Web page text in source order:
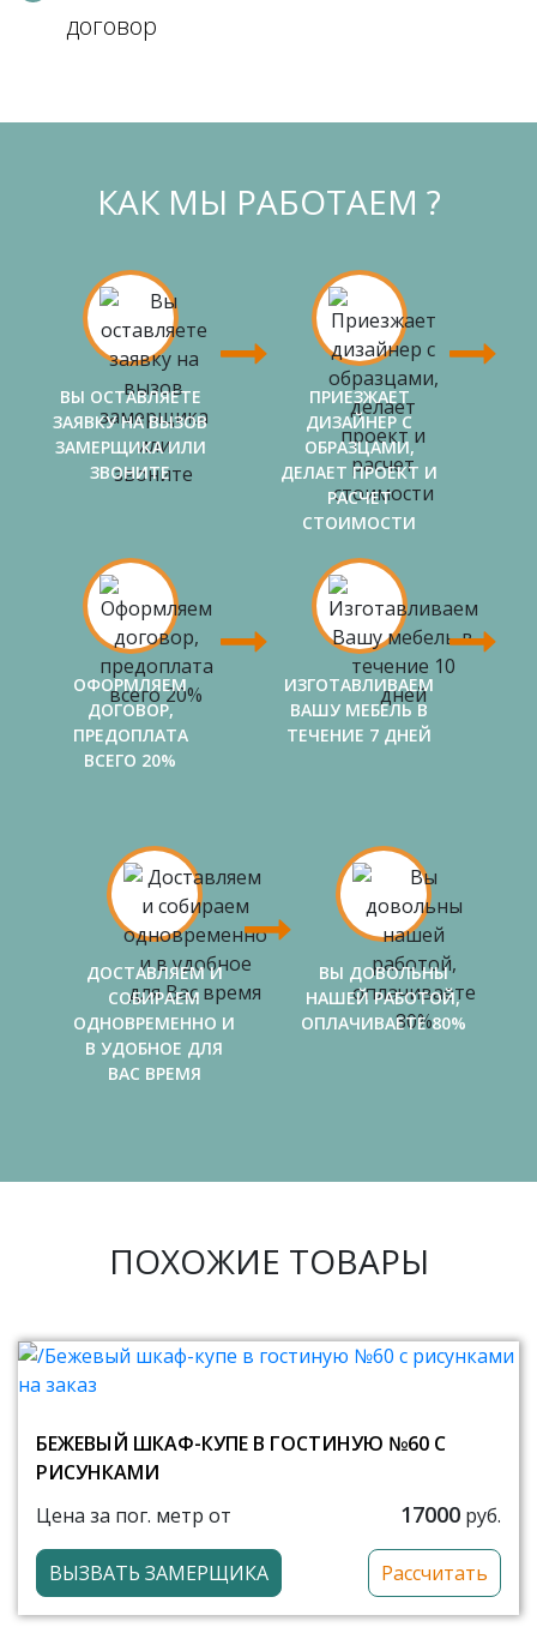
договор
КАК МЫ РАБОТАЕМ ?
ВЫ ОСТАВЛЯЕТЕ
ЗАЯВКУ НА ВЫЗОВ
ЗАМЕРЩИКА ИЛИ
ЗВОНИТЕ
ПРИЕЗЖАЕТ
ДИЗАЙНЕР С
ОБРАЗЦАМИ,
ДЕЛАЕТ ПРОЕКТ И
РАСЧЕТ
СТОИМОСТИ
ОФОРМЛЯЕМ
ДОГОВОР,
ПРЕДОПЛАТА
ВСЕГО 20%
ИЗГОТАВЛИВАЕМ
ВАШУ МЕБЕЛЬ В
ТЕЧЕНИЕ 7 ДНЕЙ
ДОСТАВЛЯЕМ И
СОБИРАЕМ
ОДНОВРЕМЕННО И
В УДОБНОЕ ДЛЯ
ВАС ВРЕМЯ
ВЫ ДОВОЛЬНЫ
НАШЕЙ РАБОТОЙ,
ОПЛАЧИВАЕТЕ 80%
ПОХОЖИЕ ТОВАРЫ
БЕЖЕВЫЙ ШКАФ-КУПЕ В ГОСТИНУЮ №60 С
РИСУНКАМИ
Цена за пог. метр от
17000 руб.
ВЫЗВАТЬ ЗАМЕРЩИКА Рассчитать